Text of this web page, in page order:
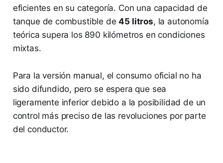
eficientes en su categoría. Con una capacidad de
tanque de combustible de45 litros, la autonomía
teórica supera los 890 kilómetros en condiciones
mixtas.
Para la versión manual, el consumo oficial no ha
sido difundido, pero se espera que sea
ligeramente inferior debido a la posibilidad de un
control más preciso de las revoluciones por parte
del conductor.